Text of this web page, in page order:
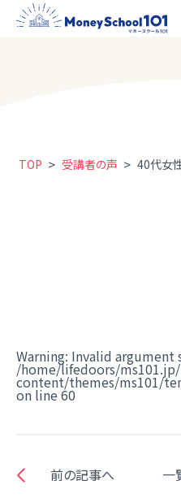
TOP > 受講者の声 > 40代女
Warning: Invalid
/home/lifedoors/
content/themes/ms101/
on line 60
前の記事へ 一